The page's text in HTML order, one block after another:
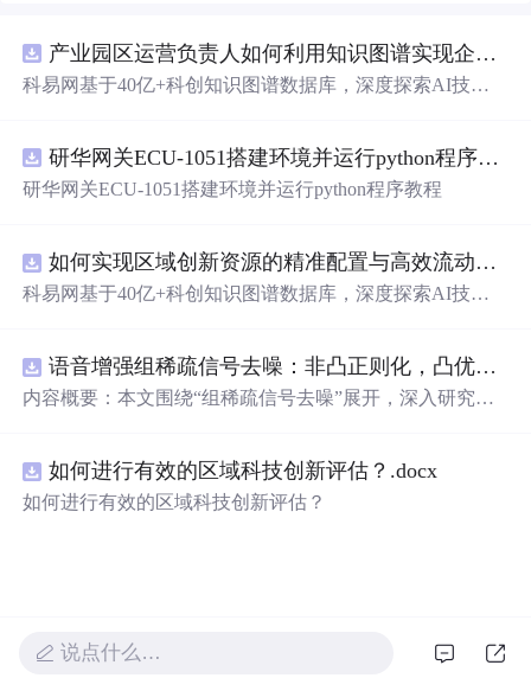
产业园区运营负责人如何利用知识图谱实现企业精准对接与协同？.docx
科易网基于40亿+科创知识图谱数据库，深度探索AI技术
新领域的AI+数智化解决方案，推动科技创新与产业创新
智能化发展。
研华网关ECU-1051搭建环境并运行python程序教程
研华网关ECU-1051搭建环境并运行python程序教程
如何实现区域创新资源的精准配置与高效流动？.docx
科易网基于40亿+科创知识图谱数据库，深度探索AI技术
新领域的AI+数智化解决方案，推动科技创新与产业创新
智能化发展。
语音增强组稀疏信号去噪：非凸正则化，凸优化研究（Matlab代码实现）
内容概要：本文围绕“组稀疏信号去噪”展开，深入研究了
则项克服传统稀疏恢复方法的局限性，从而在语音增强等
实际应用中实现更优的去噪性能。研究采用组稀疏建模范
强噪声环境下表现出更强的鲁棒性。; 适合人群：具备一定
如何进行有效的区域科技创新评估？.docx
如何进行有效的区域科技创新评估？
说点什么…